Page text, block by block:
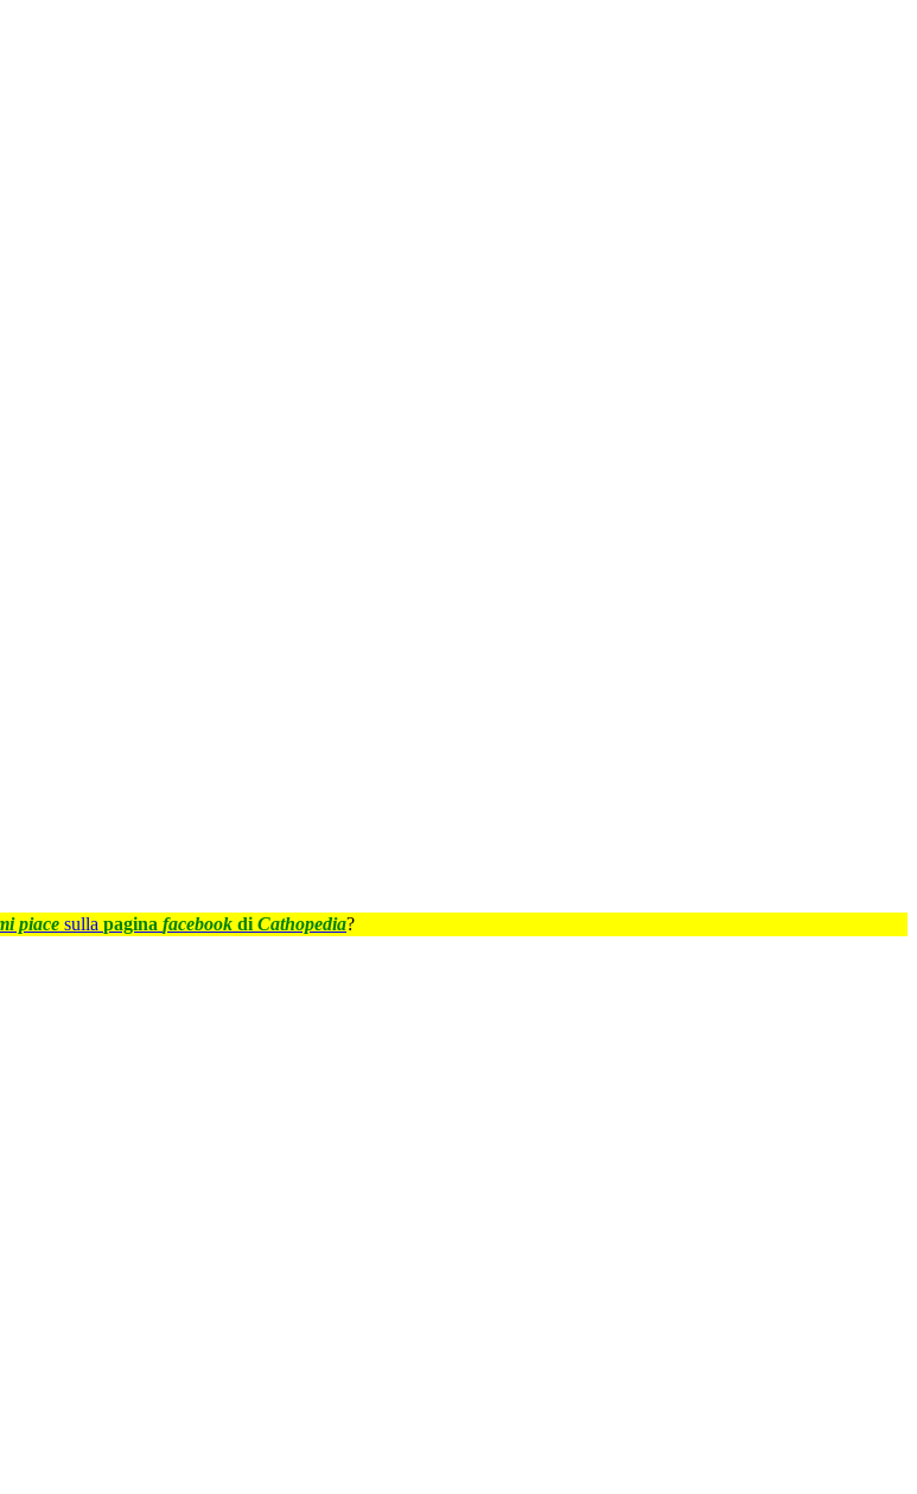
piace sulla pagina facebook di Cathopedia?